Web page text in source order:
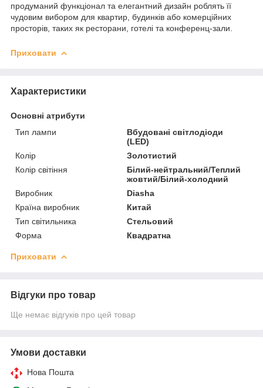
продуманий функціонал та елегантний дизайн роблять її
чудовим вибором для квартир, будинків або комерційних
просторів, таких як ресторани, готелі та конференц-зали.
Приховати
Характеристики
Основні атрибути
Тип лампи
Вбудовані світлодіоди
(LED)
Колір
Золотистий
Колір світіння
Білий-нейтральний/Теплий
жовтий/Білий-холодний
Виробник
Diasha
Країна виробник
Китай
Тип світильника
Стельовий
Форма
Квадратна
Приховати
Відгуки про товар
Ще немає відгуків про цей товар
Умови доставки
Нова Пошта